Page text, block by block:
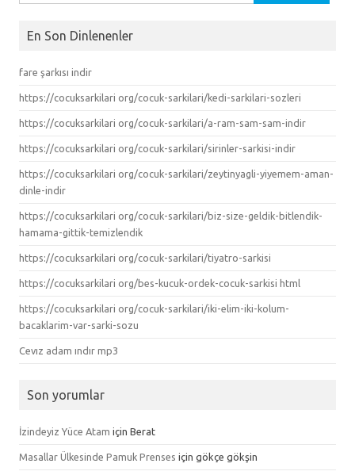
En Son Dinlenenler
fare şarkısı indir
https://cocuksarkilari org/cocuk-sarkilari/kedi-sarkilari-sozleri
https://cocuksarkilari org/cocuk-sarkilari/a-ram-sam-sam-indir
https://cocuksarkilari org/cocuk-sarkilari/sirinler-sarkisi-indir
https://cocuksarkilari org/cocuk-sarkilari/zeytinyagli-yiyemem-aman-
dinle-indir
https://cocuksarkilari org/cocuk-sarkilari/biz-size-geldik-bitlendik-
hamama-gittik-temizlendik
https://cocuksarkilari org/cocuk-sarkilari/tiyatro-sarkisi
https://cocuksarkilari org/bes-kucuk-ordek-cocuk-sarkisi html
https://cocuksarkilari org/cocuk-sarkilari/iki-elim-iki-kolum-
bacaklarim-var-sarki-sozu
Cevız adam ındır mp3
Son yorumlar
İzindeyiz Yüce Atam için Berat
Masallar Ülkesinde Pamuk Prenses için gökçe gökşin